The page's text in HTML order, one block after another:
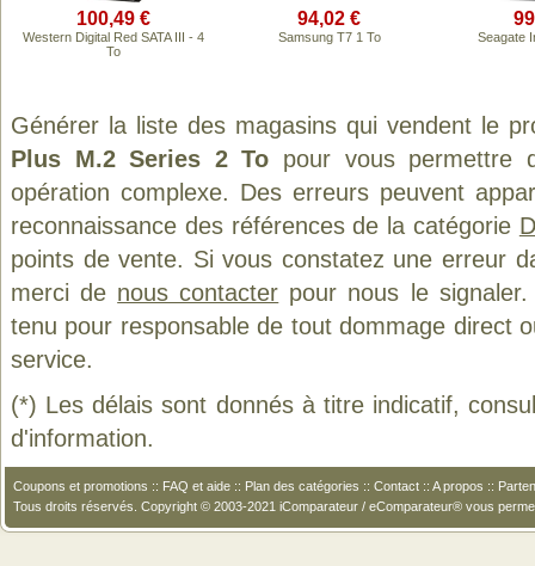
100,49 €
Western Digital Red SATA III - 4
To
94,02 €
Samsung T7 1 To Seagate
Générer la liste des magasins qui vendent le
Plus M.2 Series 2 To pour vous permettre
opération complexe. Des erreurs peuvent
reconnaissance des références de la catégorie
points de vente. Si vous constatez une erreur
merci de nous contacter pour nous le
tenu pour responsable de tout dommage direct
service.
(*) Les délais sont donnés à titre indicatif,
d'information.
Coupons et promotions :: FAQ et aide :: Plan des catégories :: Contact :: A propos ::
Tous droits réservés. Copyright © 2003-2021 iComparateur / eComparateur® vous